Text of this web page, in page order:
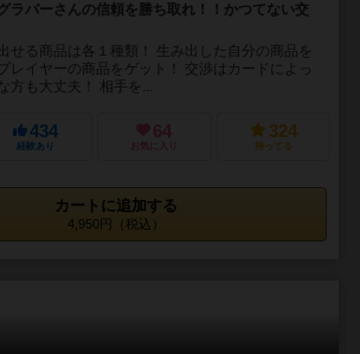
ラバーさんの信頼を勝ち取れ！！かつてない交
せる商品は各１種類！ 生み出した自分の商品を
レイヤーの商品をゲット！ 交渉はカードによっ
方も大丈夫！ 相手を...
434
経験あり
64
お気に入り
324
持ってる
カートに追加する
4,950円（税込）